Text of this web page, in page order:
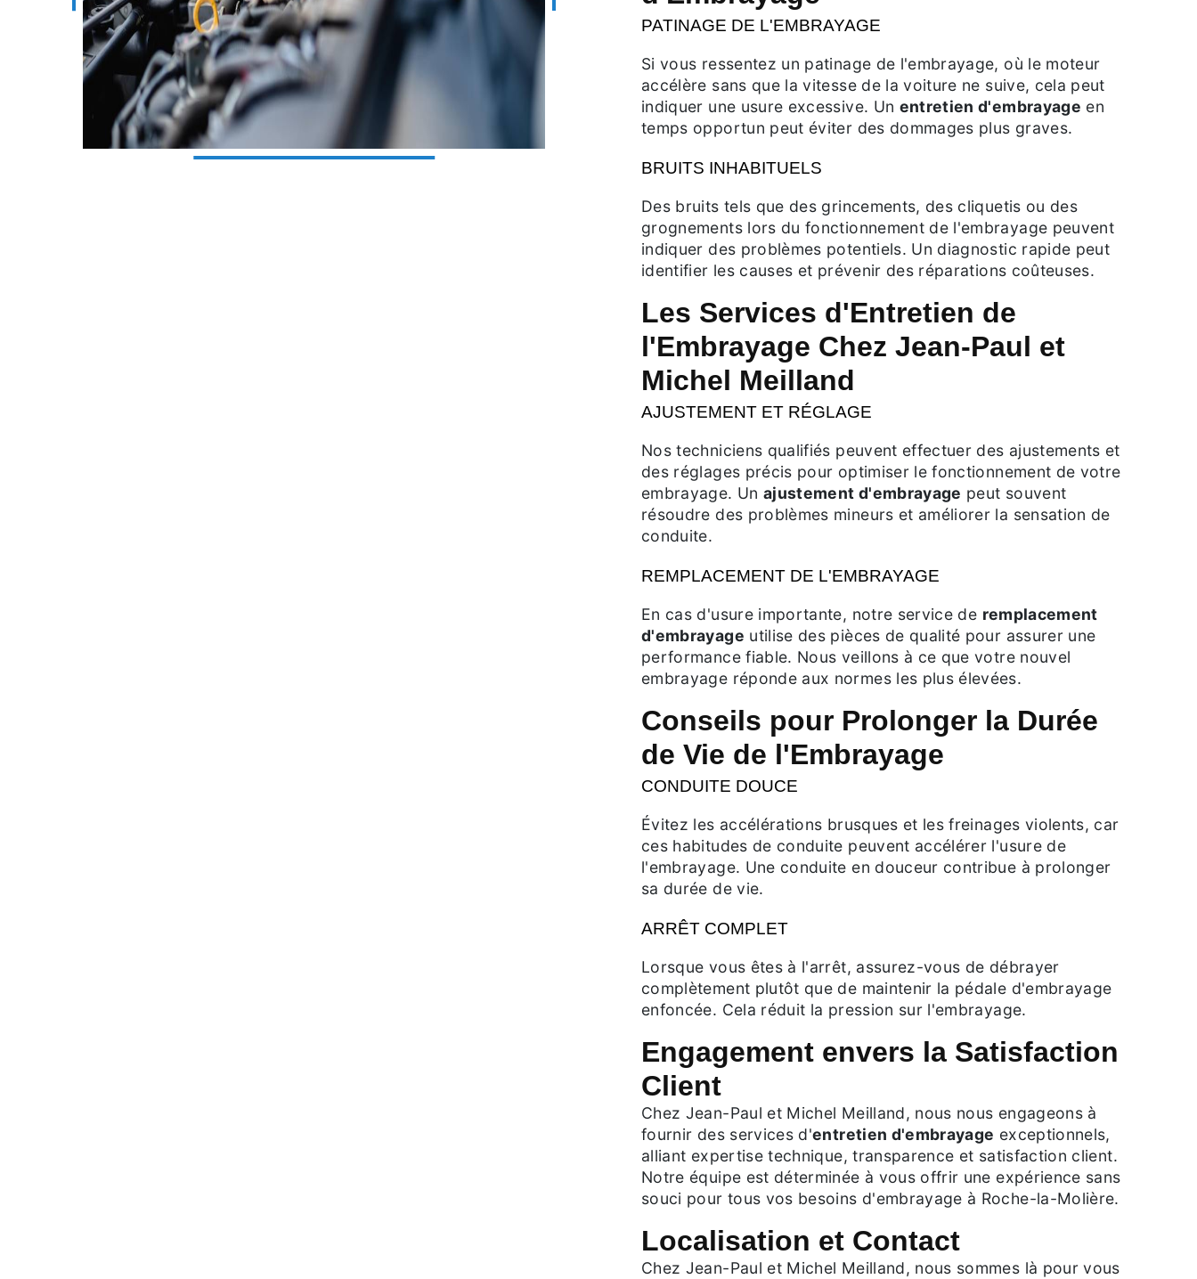
PATINAGE DE L'EMBRAYAGE
Si vous ressentez un patinage de l'embrayage, où le moteur
accélère sans que la vitesse de la voiture ne suive, cela peut
indiquer une usure excessive. Un entretien d'embrayage en
temps opportun peut éviter des dommages plus graves.
BRUITS INHABITUELS
Des bruits tels que des grincements, des cliquetis ou des
grognements lors du fonctionnement de l'embrayage peuvent
indiquer des problèmes potentiels. Un diagnostic rapide peut
identifier les causes et prévenir des réparations coûteuses.
Les Services d'Entretien de
l'Embrayage Chez Jean-Paul et
Michel Meilland
AJUSTEMENT ET RÉGLAGE
Nos techniciens qualifiés peuvent effectuer des ajustements et
des réglages précis pour optimiser le fonctionnement de votre
embrayage. Un ajustement d'embrayage peut souvent
résoudre des problèmes mineurs et améliorer la sensation de
conduite.
REMPLACEMENT DE L'EMBRAYAGE
En cas d'usure importante, notre service de remplacement
d'embrayage utilise des pièces de qualité pour assurer une
performance fiable. Nous veillons à ce que votre nouvel
embrayage réponde aux normes les plus élevées.
Conseils pour Prolonger la Durée
de Vie de l'Embrayage
CONDUITE DOUCE
Évitez les accélérations brusques et les freinages violents, car
ces habitudes de conduite peuvent accélérer l'usure de
l'embrayage. Une conduite en douceur contribue à prolonger
sa durée de vie.
ARRÊT COMPLET
Lorsque vous êtes à l'arrêt, assurez-vous de débrayer
complètement plutôt que de maintenir la pédale d'embrayage
enfoncée. Cela réduit la pression sur l'embrayage.
Engagement envers la Satisfaction
Client
Chez Jean-Paul et Michel Meilland, nous nous engageons à
fournir des services d'entretien d'embrayage exceptionnels,
alliant expertise technique, transparence et satisfaction client.
Notre équipe est déterminée à vous offrir une expérience sans
souci pour tous vos besoins d'embrayage à Roche-la-Molière.
Localisation et Contact
Chez Jean-Paul et Michel Meilland, nous sommes là pour vous